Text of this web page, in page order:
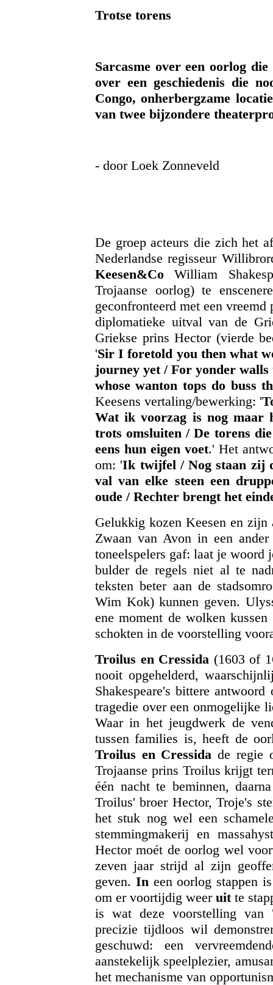
Trotse torens
Sarcasme over een oorlog
over een geschiedenis die
Congo, onherbergzame
van twee bijzondere
- door Loek Zonneveld
De groep acteurs die zich het
Nederlandse regisseur
Keesen&Co William
Trojaanse oorlog) te
geconfronteerd met een
diplomatieke uitval van de
Griekse prins Hector (vierde
'Sir I foretold you then what
journey yet / For yonder
whose wanton tops do buss
Keesens vertaling/bewerking: '
Wat ik voorzag is nog maar
trots omsluiten / De torens
eens hun eigen voet.' Het
om: 'Ik twijfel / Nog staan zij
val van elke steen een
oude / Rechter brengt het
Gelukkig kozen Keesen en zijn
Zwaan van Avon in een
toneelspelers gaf: laat je woord
bulder de regels niet al te
teksten beter aan de
Wim Kok) kunnen geven.
ene moment de wolken
schokten in de voorstelling
Troilus en Cressida (1603 of
nooit opgehelderd,
Shakespeare's bittere
tragedie over een onmogelijke
Waar in het jeugdwerk de
tussen families is, heeft de
Troilus en Cressida de regie
Trojaanse prins Troilus krijgt
één nacht te beminnen,
Troilus' broer Hector, Troje's
het stuk nog wel een
stemmingmakerij en
Hector moét de oorlog wel
zeven jaar strijd al zijn
geven. In een oorlog stappen
om er voortijdig weer uit te
is wat deze voorstelling van
precizie tijdloos wil
geschuwd: een
aanstekelijk speelplezier,
het mechanisme van